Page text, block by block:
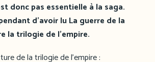
donc pas essentielle à la saga.
d’avoir lu La guerre de la
la trilogie de l’empire.
de la trilogie de l’empire :